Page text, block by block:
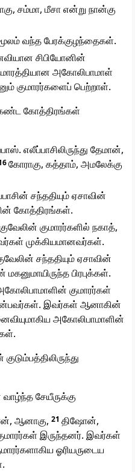
சம்மா, மீசா என்று நான்கு
வந்த பேரக்குழந்தைகள்.
சிபியோனின்
அகோலிபாமாள்
குமாரர்களைப் பெற்றாள்.
கோத்திரங்கள்
எலீப்பாசிலிருந்து தேமான்,
கோராகு, கத்தாம், அமலேக்கு
சந்ததியும் ஏசாவின்
கோத்திரங்கள்.
குமாரர்களில் நகாத்,
முக்கியமானவர்கள்.
சந்ததியும் ஏசாவின்
பிரபுக்கள்.
குமாரர்கள்
இவர்கள் ஆனாகின்
அகோலிபாமாளின்
வாழ்ந்த சேயீருக்கு
ஆனாகு, 21 திஷோன்,
இருந்தனர். இவர்கள்
ஓரியருடைய